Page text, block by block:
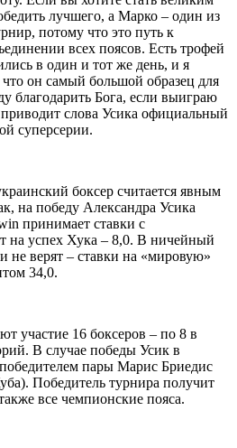
лучшего, а Марко – один из
потому что это путь к
всех поясов. Есть трофей
в один и тот же день, и я
он самый большой образец для
благодарить Бога, если выиграю
слова Усика официальный
суперсерии.
боксер считается явным
на победу Александра Усика
принимает ставки с
на успех Хука – 8,0. В ничейный
не верят – ставки на «мировую»
34,0.
участие 16 боксеров – по 8 в
В случае победы Усик в
пары Марис Бриедис
Победитель турнира получит
все чемпионские пояса.